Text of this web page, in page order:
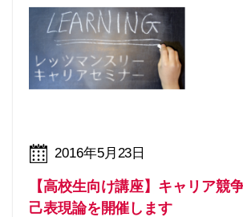
2016年5月23日
【高校生向け講座】キャリア競
己表現論を開催します